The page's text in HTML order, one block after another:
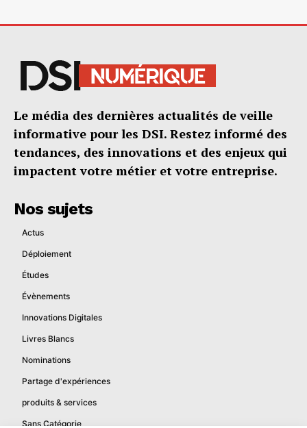
Le média des dernières actualités de veille
informative pour les DSI. Restez informé des
tendances, des innovations et des enjeux qui
impactent votre métier et votre entreprise.
Nos sujets
Actus
Déploiement
Études
Évènements
Innovations Digitales
Livres Blancs
Nominations
Partage d'expériences
produits & services
Sans Catégorie